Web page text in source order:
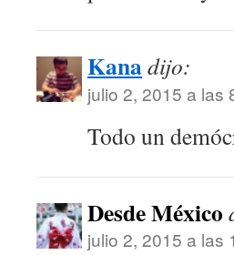
Kanadijo:
julio 2, 2015 a las
Todo un
Desde México
julio 2, 2015 a las